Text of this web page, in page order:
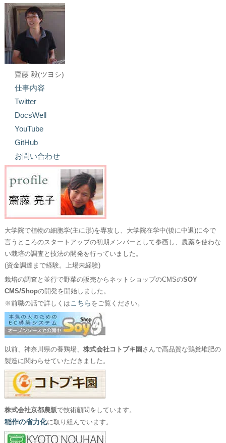
齋藤 毅(ツヨシ)
仕事内容
Twitter
DocsWell
YouTube
GitHub
お問い合わせ
大学院で植物の細胞学(主に形)を専攻し、大学院在学中(後に中退)に今で
言うところのスタートアップの初期メンバーとして参画し、農薬を使わな
い栽培の調査と技法の開発を行っていました。
(資金調達まで経験。上場未経験)
栽培の調査と並行で野菜の販売からネットショップのCMSのSOY
CMS/Shopの開発を開始しました。
※前職の話で詳しくは こちら をご覧ください。
以前、神奈川県の養鶏場、 株式会社コトブキ園 さんで高品質な鶏糞堆肥の
製造に関わらせていただきました。
株式会社京都農販で技術顧問をしています。
稲作の省力化に取り組んでいます。